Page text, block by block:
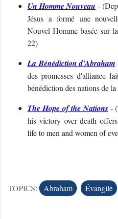
Un Homme Nouveau - (
Jésus a formé une
Nouvel Homme-basée sur
22)
La Bénédiction d'Abraham
des promesses d'alliance
bénédiction des nations de
The Hope of the Nations- (
his victory over death
life to men and women of
TOPICS: Abraham Évangile